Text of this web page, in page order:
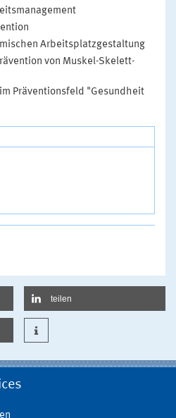
Arbeitsplatzgestaltung
von Muskel-Skelett-
Präventionsfeld "Gesundheit
teilen